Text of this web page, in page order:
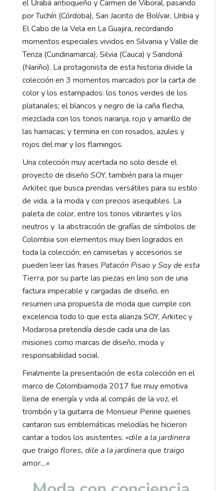
el Urabá antioqueño y Carmen de Viboral, pasando
por Tuchín (Córdoba), San Jacinto de Bolívar, Uribia y
El Cabo de la Vela en La Guajira, recordando
momentos especiales vividos en Silvania y Valle de
Tenza (Cundinamarca), Silvia (Cauca) y Sandoná
(Nariño). La protagonista de esta historia divide la
colección en 3 momentos marcados por la carta de
color y los estampados: los tonos verdes de los
platanales; el blancos y negro de la caña flecha,
mezclada con los tonos naranja, rojo y amarillo de
las hamacas; y termina en con rosados, azules y
rojos del mar y los flamingos.
Una colección muy acertada no solo desde el
proyecto de diseño SOY, también para la mujer
Arkitec que busca prendas versátiles para su estilo
de vida, a la moda y con precios asequibles. La
paleta de color, entre los tonos vibrantes y los
neutros y la abstracción de grafías de símbolos de
Colombia son elementos muy bien logrados en
toda la colección; en camisetas y accesorios se
pueden leer las frases Patacón Pisao y Soy de esta
Tierra, por su parte las piezas en lino son de una
factura impecable y cargadas de diseño, en
resumen una propuesta de moda que cumple con
excelencia todo lo que esta alianza SOY, Arkitec y
Modarosa pretendía desde cada una de las
misiones como marcas de diseño, moda y
responsabilidad social.
Finalmente la presentación de esta colección en el
marco de Colombiamoda 2017 fue muy emotiva
llena de energía y vida al compás de la voz, el
trombón y la guitarra de Monsieur Perine quienes
cantaron sus emblemáticas melodías he hicieron
cantar a todos los asistentes: «dile a la jardinera
que traigo flores, dile a la jardinera que traigo
amor…»